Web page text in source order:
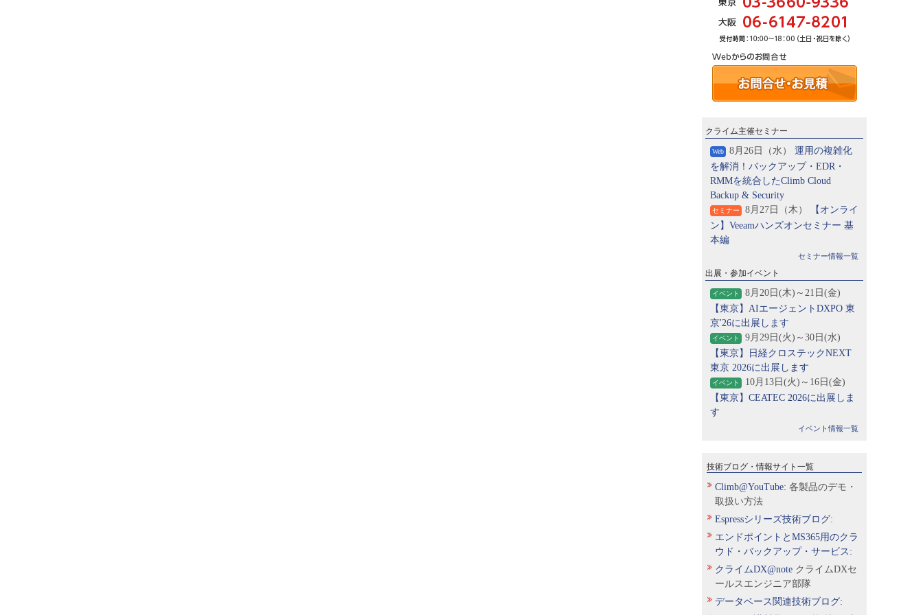
クライム主催セミナー
Web 8月26日（水） 運用の複雑化
を解消！バックアップ・EDR・
RMMを統合したClimb Cloud
Backup & Security
セミナー 8月27日（木）
【オンライ
ン】Veeamハンズオンセミナー 基
本編
セミナー情報一覧
出展・参加イベント
イベント
8月20日(木)～21日(金)
【東京】AIエージェントDXPO 東
京'26に出展します
イベント
9月29日(火)～30日(水)
【東京】日経クロステックNEXT
東京 2026に出展します
イベント
10月13日(火)～16日(金)
【東京】CEATEC 2026に出展しま
す
イベント情報一覧
技術ブログ・情報サイト一覧
Climb@YouTube: 各製品のデモ・
取扱い方法
Espressシリーズ技術ブログ:
エンドポイントとMS365用のクラ
ウド・バックアップ・サービス:
クライムDX@note クライムDXセ
ールスエンジニア部隊
データベース関連技術ブログ: